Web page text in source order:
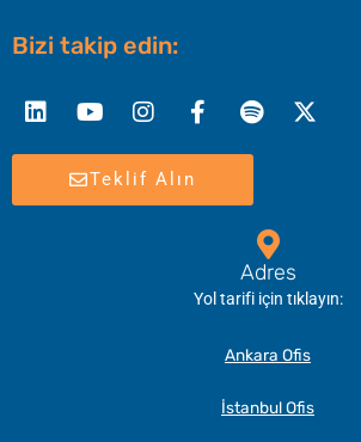
Bizi takip edin:
f
twitter
Teklif Alın
Adres
Yol tarifi için tıklayın:
Ankara Ofis
İstanbul Ofis